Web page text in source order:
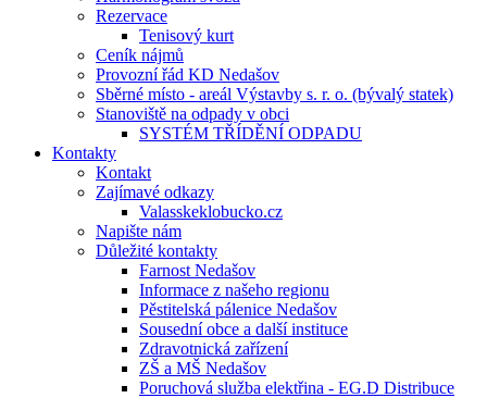
Rezervace
Tenisový kurt
Ceník nájmů
Provozní řád KD Nedašov
Sběrné místo - areál Výstavby s. r. o. (bývalý statek)
Stanoviště na odpady v obci
SYSTÉM TŘÍDĚNÍ ODPADU
Kontakty
Kontakt
Zajímavé odkazy
Valasskeklobucko.cz
Napište nám
Důležité kontakty
Farnost Nedašov
Informace z našeho regionu
Pěstitelská pálenice Nedašov
Sousední obce a další instituce
Zdravotnická zařízení
ZŠ a MŠ Nedašov
Poruchová služba elektřina - EG.D Distribuce